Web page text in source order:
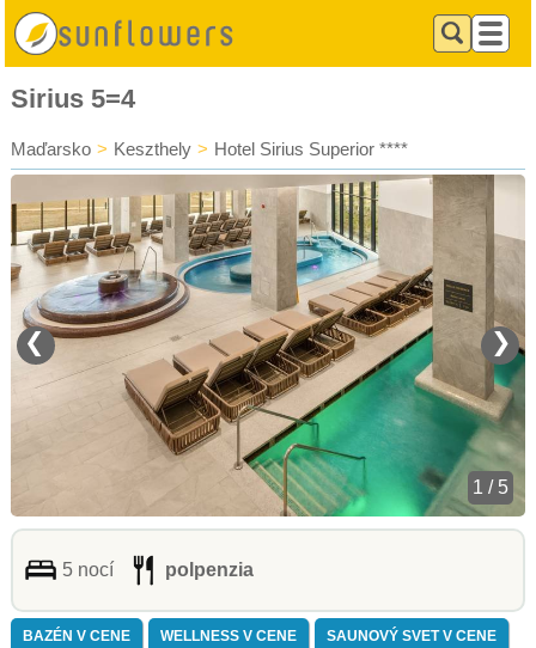
Sirius 5=4
Maďarsko > Keszthely > Hotel Sirius Superior ****
❮ ❯
1 / 5
5 nocí polpenzia
BAZÉN V CENE WELLNESS V CENE SAUNOVÝ SVET V CENE